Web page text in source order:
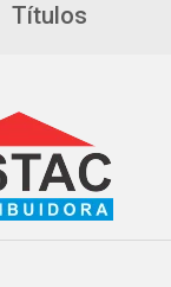
Títulos